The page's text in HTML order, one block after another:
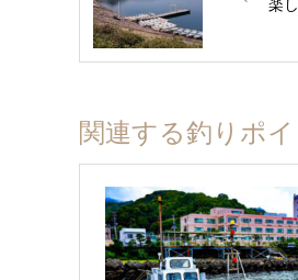
楽
関連する釣りポイ